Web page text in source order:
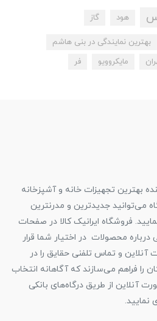
هود گاز
بهترین نمایندگی در بنی هاشم
مایکروویو فر
بهترین تجهیزات خانه و آشپزخانه
می‌توانید جدیدترین و مدرنترین
فروشگاه ایرانیک کالا در صفحات
محصولات در اختیار شما قرار
و تماس تلفنی حقایق را در
را فراهم می‌سازند که آگاهانه انتخاب
آنلاین از طریق درگاه‌های بانکی
نمایید.